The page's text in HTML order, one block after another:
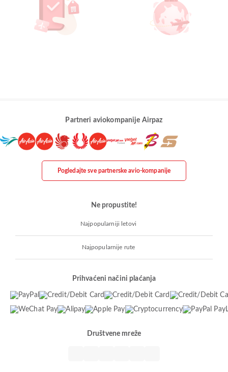
Partneri aviokompanije Airpaz
Pogledajte sve partnerske avio-kompanije
Ne propustite!
Najpopularniji letovi
Najpopularnije rute
Prihvaćeni načini plaćanja
Društvene mreže